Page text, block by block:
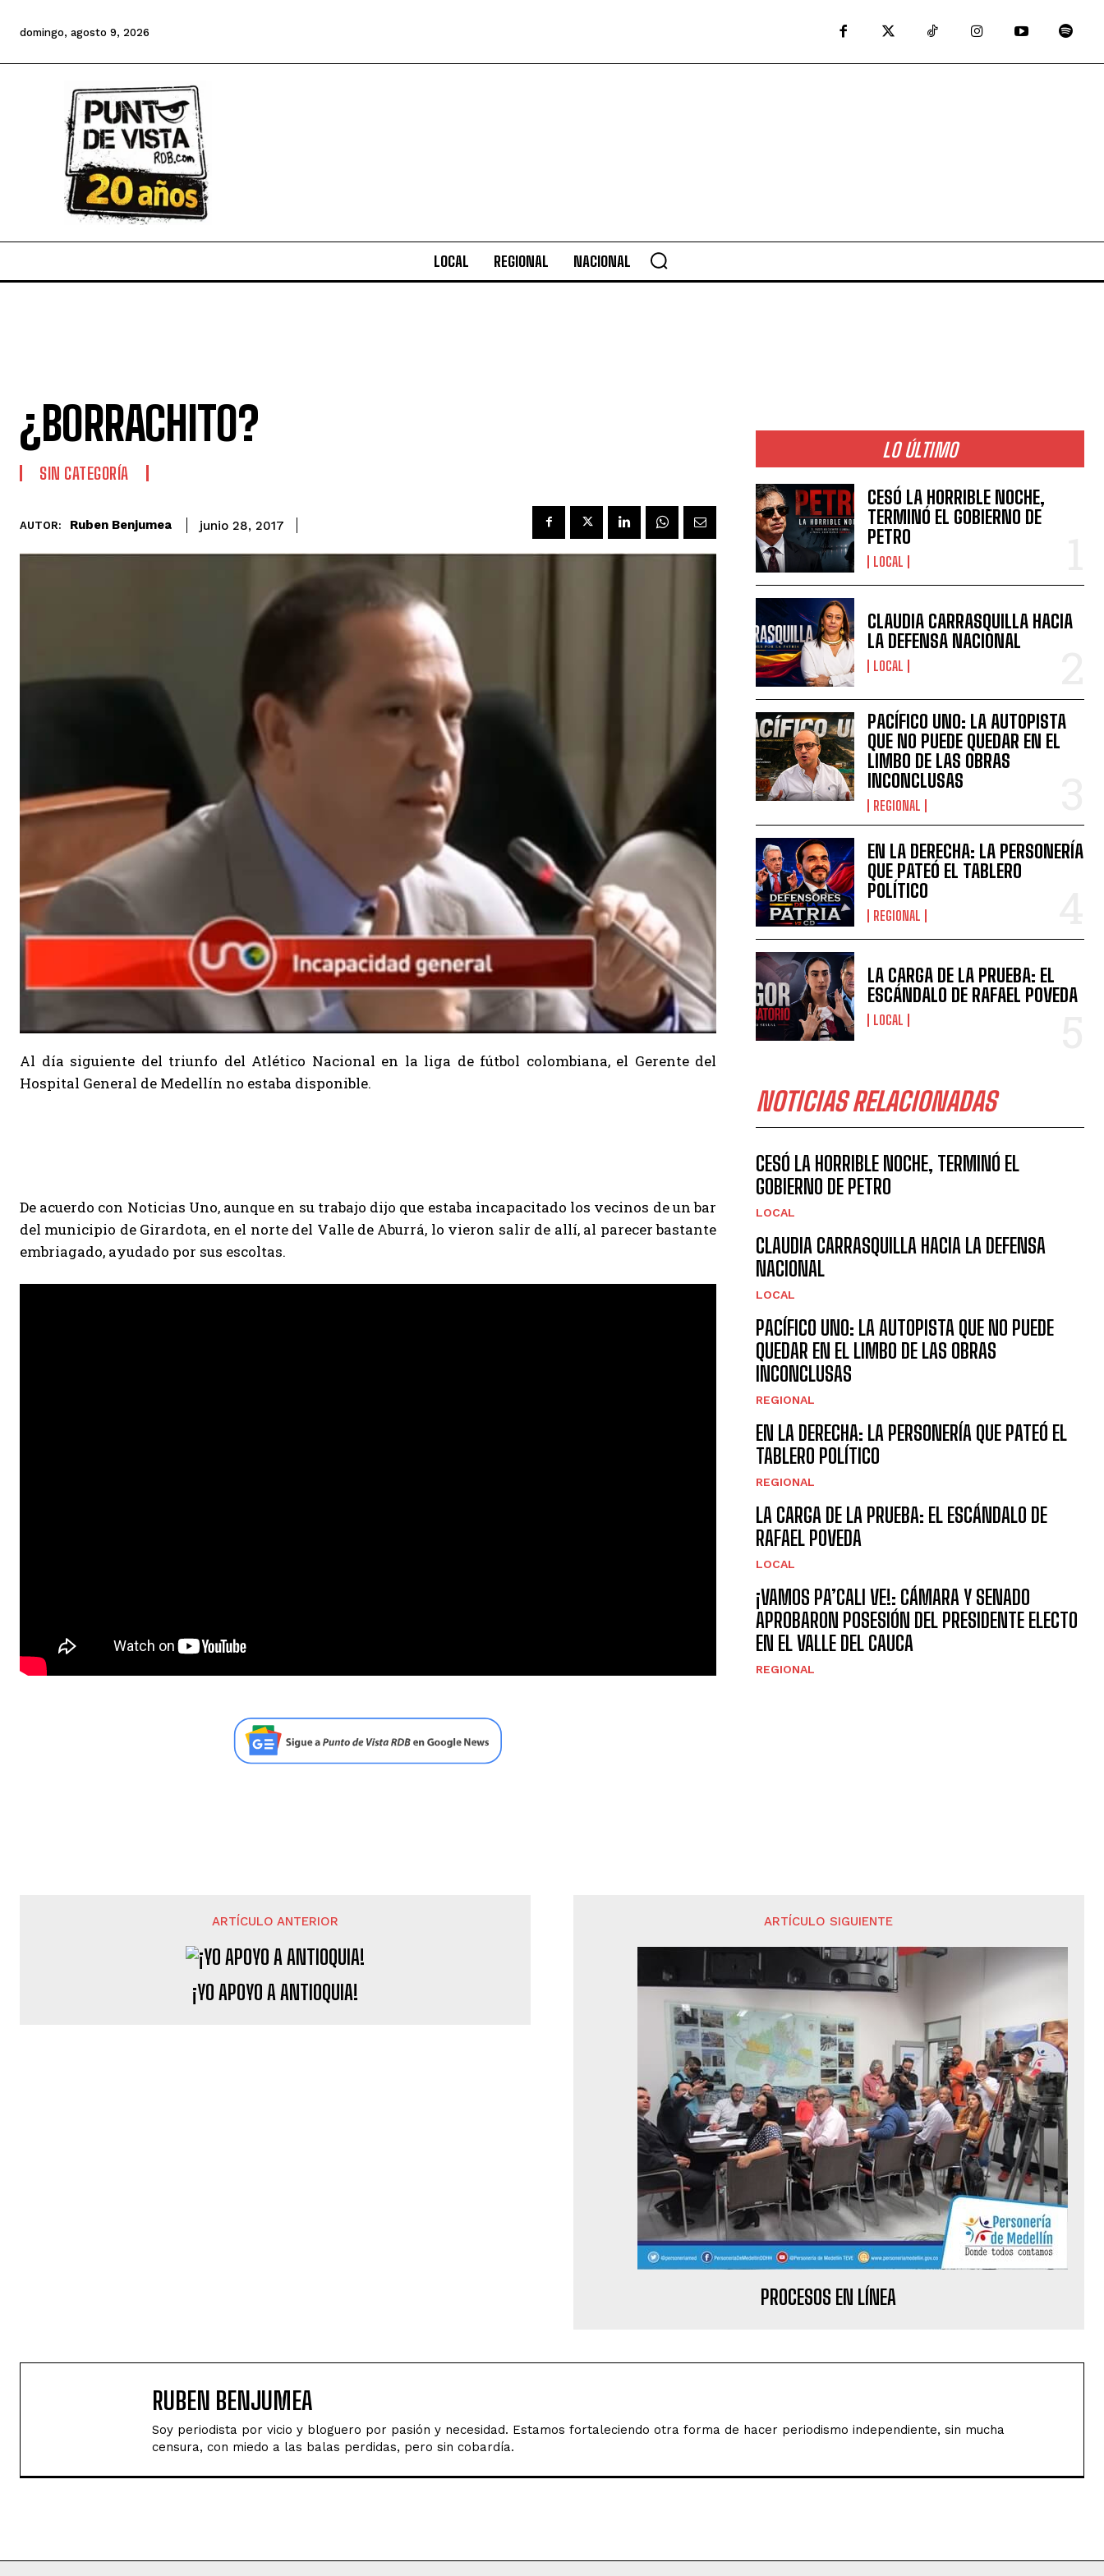
domingo, agosto 9, 2026
LOCAL REGIONAL NACIONAL
¿BORRACHITO?
SIN CATEGORÍA
AUTOR: Ruben Benjumea junio 28, 2017
Al día siguiente del triunfo del Atlético Nacional en la liga de fútbol colombiana, el Gerente del
Hospital General de Medellín no estaba disponible.
De acuerdo con Noticias Uno, aunque en su trabajo dijo que estaba incapacitado los vecinos de un bar
del municipio de Girardota, en el norte del Valle de Aburrá, lo vieron salir de allí, al parecer bastante
embriagado, ayudado por sus escoltas.
LO ÚLTIMO
CESÓ LA HORRIBLE NOCHE,
TERMINÓ EL GOBIERNO DE
PETRO
LOCAL
CLAUDIA CARRASQUILLA HACIA
LA DEFENSA NACIONAL
LOCAL
PACÍFICO UNO: LA AUTOPISTA
QUE NO PUEDE QUEDAR EN EL
LIMBO DE LAS OBRAS
INCONCLUSAS
REGIONAL
EN LA DERECHA: LA PERSONERÍA
QUE PATEÓ EL TABLERO
POLÍTICO
REGIONAL
LA CARGA DE LA PRUEBA: EL
ESCÁNDALO DE RAFAEL POVEDA
LOCAL
NOTICIAS RELACIONADAS
CESÓ LA HORRIBLE NOCHE, TERMINÓ EL
GOBIERNO DE PETRO
LOCAL
CLAUDIA CARRASQUILLA HACIA LA DEFENSA
NACIONAL
LOCAL
PACÍFICO UNO: LA AUTOPISTA QUE NO PUEDE
QUEDAR EN EL LIMBO DE LAS OBRAS
INCONCLUSAS
REGIONAL
EN LA DERECHA: LA PERSONERÍA QUE PATEÓ EL
TABLERO POLÍTICO
REGIONAL
LA CARGA DE LA PRUEBA: EL ESCÁNDALO DE
RAFAEL POVEDA
LOCAL
¡VAMOS PA’CALI VE!: CÁMARA Y SENADO
APROBARON POSESIÓN DEL PRESIDENTE ELECTO
EN EL VALLE DEL CAUCA
REGIONAL
ARTÍCULO ANTERIOR
¡YO APOYO A ANTIOQUIA!
ARTÍCULO SIGUIENTE
PROCESOS EN LÍNEA
RUBEN BENJUMEA
Soy periodista por vicio y bloguero por pasión y necesidad. Estamos fortaleciendo otra forma de hacer periodismo independiente, sin mucha
censura, con miedo a las balas perdidas, pero sin cobardía.